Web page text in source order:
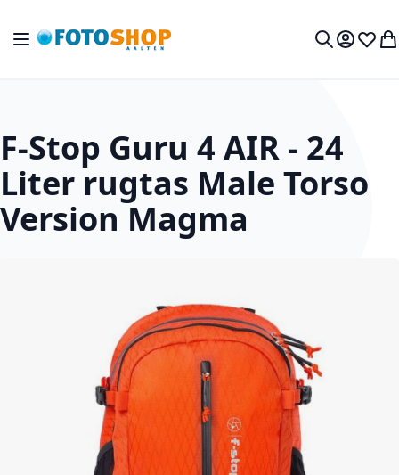
Toggle Nav
Mijn
F-Stop Guru 4 AIR - 24
Liter rugtas Male Torso
Version Magma